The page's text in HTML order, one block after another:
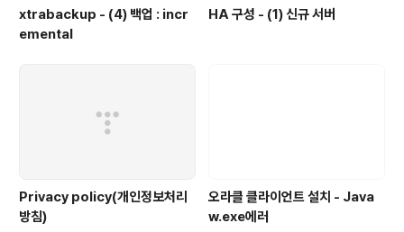
xtrabackup - (4) 백업 : incr
emental
HA 구성 - (1) 신규 서버
Privacy policy(개인정보처리
방침)
오라클 클라이언트 설치 - Java
w.exe에러